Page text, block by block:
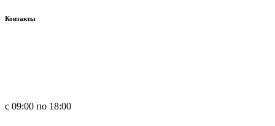
Контакты
с 09:00 по 18:00